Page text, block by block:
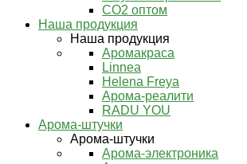
СО2 оптом
Наша продукция
Наша продукция
Аромакраса
Linnea
Helena Freya
Арома-реалити
RADU YOU
Арома-штучки
Арома-штучки
Арома-электроника